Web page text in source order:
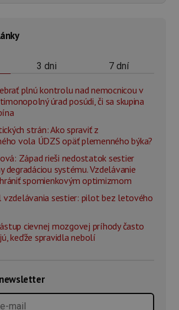
3 dni 7 dní
plnú kontrolu nad nemocnicou v
úrad posúdi, či sa skupina
strán: Ako spraviť z
vola ÚDZS opäť plemenného býka?
Západ rieši nedostatok sestier
degradáciou systému. Vzdelávanie
spomienkovým optimizmom
vzdelávania sestier: pilot bez letového
cievnej mozgovej príhody často
keďže spravidla nebolí